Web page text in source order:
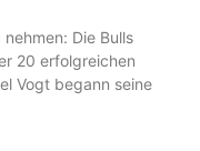
Die Bulls
20 erfolgreichen
Vogt begann seine